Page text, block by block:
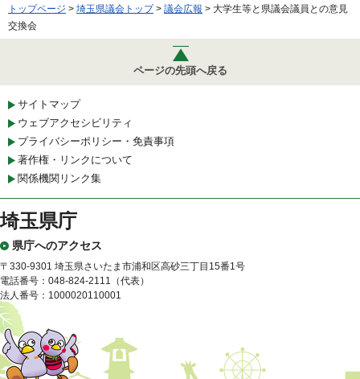
トップページ > 埼玉県議会トップ> 議会広報 > 大学生等と県議会議員との意見
交換会
ページの先頭へ戻る
サイトマップ
ウェブアクセシビリティ
プライバシーポリシー・免責事項
著作権・リンクについて
関係機関リンク集
埼玉県庁
県庁へのアクセス
〒330-9301 埼玉県さいたま市浦和区高砂三丁目15番1号
電話番号：048-824-2111（代表）
法人番号：1000020110001